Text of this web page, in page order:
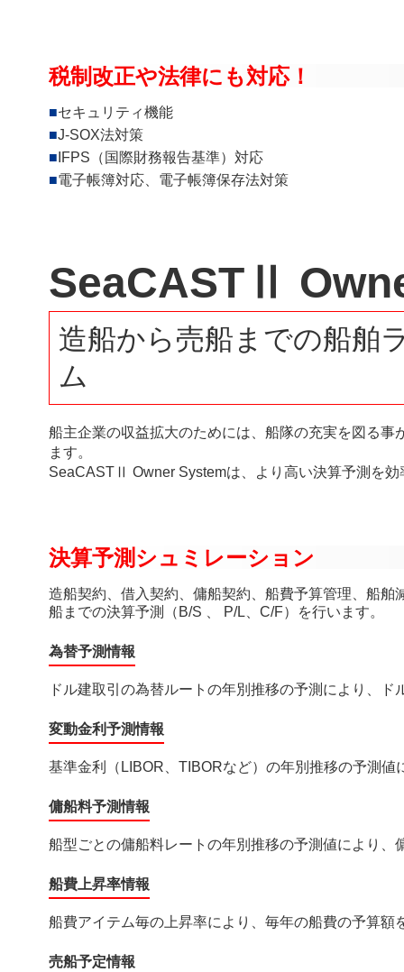
税制改正や法律にも対応！
セキュリティ機能
J-SOX法対策
IFPS（国際財務報告基準）対応
電子帳簿対応、電子帳簿保存法対策
SeaCASTⅡ
造船から売船までの船舶
ム
船主企業の収益拡大のためには、船隊の充実を図る
ます。
SeaCASTⅡ Owner Systemは、より高い決算予測を
決算予測シュミレーション
造船契約、借入契約、傭船契約、船費予算管理、船
船までの決算予測（B/S 、 P/L、C/F）を行います。
為替予測情報
ドル建取引の為替ルートの年別推移の予測により、
変動金利予測情報
基準金利（LIBOR、TIBORなど）の年別推移の予測
傭船料予測情報
船型ごとの傭船料レートの年別推移の予測値により
船費上昇率情報
船費アイテム毎の上昇率により、毎年の船費の予算額
売船予定情報